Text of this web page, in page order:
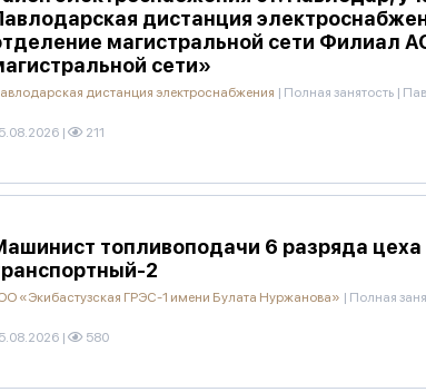
дистанция
магистральной сети Филиал
сети»
дистанция электроснабжения | Полная занятость |
| 211
топливоподачи 6 разряда цеха
2
«Экибастузская ГРЭС-1 имени Булата Нуржанова» | Полная
| 580